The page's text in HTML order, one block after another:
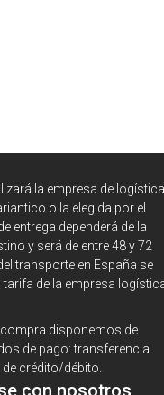
la empresa de logística
o la elegida por el
entrega dependerá de la
y será de entre 48 y 72
transporte en España se
de la empresa
disponemos de
de pago: transferencia
crédito/débito.
con nosotros